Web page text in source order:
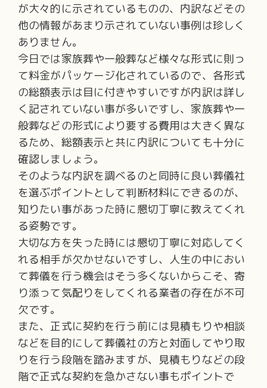
が大々的に示されているものの、内訳などその
他の情報があまり示されていない事例は珍しく
ありません。
今日では家族葬や一般葬など様々な形式に則っ
て料金がパッケージ化されているので、各形式
の総額表示は目に付きやすいですが内訳は詳し
く記されていない事が多いですし、家族葬や一
般葬などの形式により要する費用は大きく異な
るため、総額表示と共に内訳についても十分に
確認しましょう。
そのような内訳を調べるのと同時に良い葬儀社
を選ぶポイントとして判断材料にできるのが、
知りたい事があった時に懇切丁寧に教えてくれ
る姿勢です。
大切な方を失った時には懇切丁寧に対応してく
れる相手が欠かせないですし、人生の中におい
て葬儀を行う機会はそう多くないからこそ、寄
り添って気配りをしてくれる業者の存在が不可
欠です。
また、正式に契約を行う前には見積もりや相談
などを目的にして葬儀社の方と対面してやり取
りを行う段階を踏みますが、見積もりなどの段
階で正式な契約を急かさない事もポイントで